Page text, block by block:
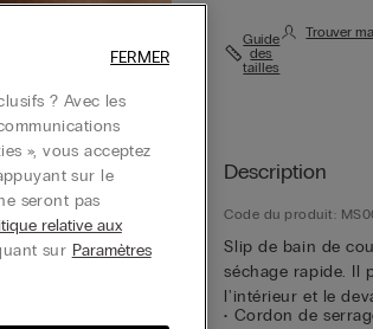
Guide
des
tailles
Trouver
Description
Code du produit:
Slip de bain de
séchage rapide. Il
l'intérieur et le
• Cordon de
? Avec les
», vous acceptez
sur le
seront pas
relative aux
sur Paramètres
FERMER